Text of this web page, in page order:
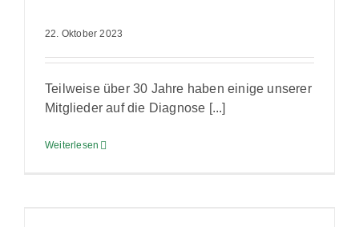
22. Oktober 2023
Teilweise über 30 Jahre haben einige unserer
Mitglieder auf die Diagnose [...]
Weiterlesen